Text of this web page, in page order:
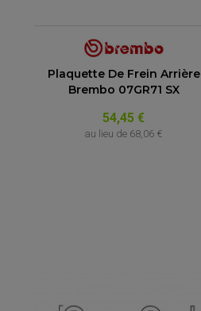
Plaquette De Frein Arrière
Brembo 07GR71 SX
54,45 €
au lieu de 68,06 €